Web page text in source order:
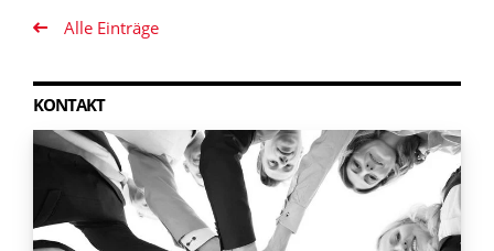
Alle Einträge
KONTAKT